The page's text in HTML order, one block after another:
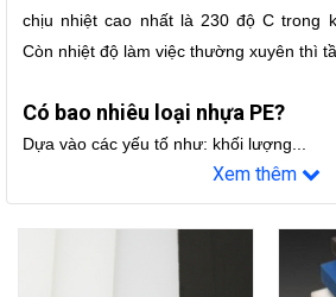
chịu nhiệt cao nhất là 230 độ C trong
Còn nhiệt độ làm việc thường xuyên thì
Có bao nhiêu loại nhựa PE?
Dựa vào các yếu tố như: khối lượng
Xem thêm